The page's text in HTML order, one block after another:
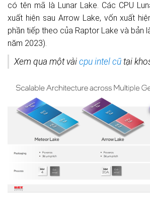
có tên mã là Lunar Lake. Các CPU
xuất hiện sau Arrow Lake, vốn xuất
phần tiếp theo của Raptor Lake và bản
năm 2023).
Xem qua một vài cpu intel cũ tại